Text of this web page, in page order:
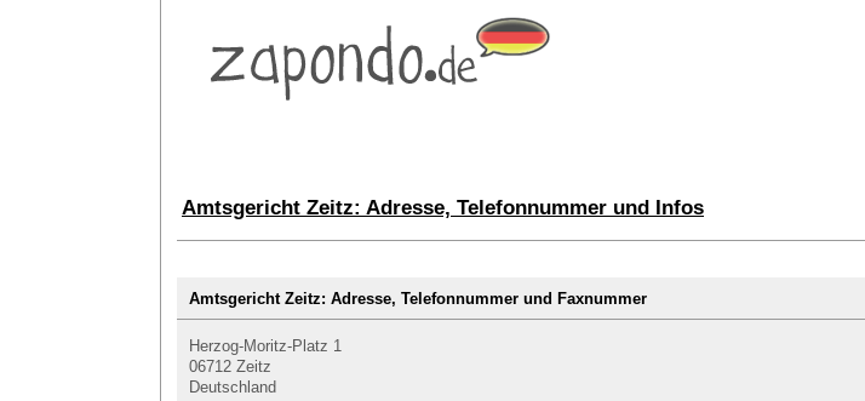
Amtsgericht Zeitz: Adresse, Telefonnummer und Infos
Amtsgericht Zeitz: Adresse, Telefonnummer und Faxnummer
Herzog-Moritz-Platz 1
06712 Zeitz
Deutschland